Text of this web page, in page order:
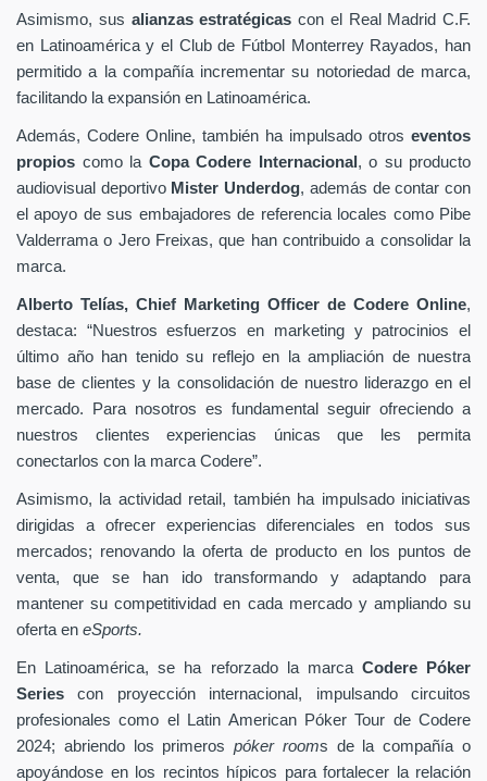
Asimismo, sus alianzas estratégicas con el Real Madrid C.F.
en Latinoamérica y el Club de Fútbol Monterrey Rayados, han
permitido a la compañía incrementar su notoriedad de marca,
facilitando la expansión en Latinoamérica.
Además, Codere Online, también ha impulsado otros eventos
propios como la Copa Codere Internacional , o su producto
audiovisual deportivo Mister Underdog, además de contar con
el apoyo de sus embajadores de referencia locales como Pibe
Valderrama o Jero Freixas, que han contribuido a consolidar la
marca.
Alberto Telías, Chief Marketing Officer de Codere Online,
destaca: “Nuestros esfuerzos en marketing y patrocinios el
último año han tenido su reflejo en la ampliación de nuestra
base de clientes y la consolidación de nuestro liderazgo en el
mercado. Para nosotros es fundamental seguir ofreciendo a
nuestros clientes experiencias únicas que les permita
conectarlos con la marca Codere”.
Asimismo, la actividad retail, también ha impulsado iniciativas
dirigidas a ofrecer experiencias diferenciales en todos sus
mercados; renovando la oferta de producto en los puntos de
venta, que se han ido transformando y adaptando para
mantener su competitividad en cada mercado y ampliando su
oferta en eSports.
En Latinoamérica, se ha reforzado la marca Codere Póker
Series con proyección internacional, impulsando circuitos
profesionales como el Latin American Póker Tour de Codere
2024; abriendo los primerospóker rooms de la compañía o
apoyándose en los recintos hípicos para fortalecer la relación